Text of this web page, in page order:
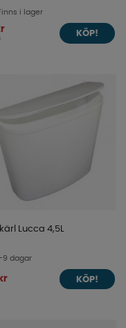
i lager
KÖP!
Lucca 4,5L
9 dagar
KÖP!